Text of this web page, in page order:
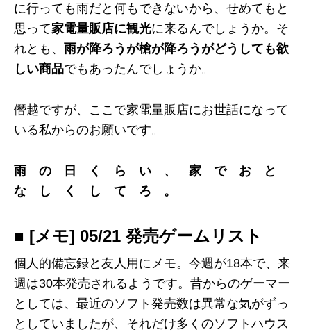
に行っても雨だと何もできないから、せめてもと
思って家電量販店に観光に来るんでしょうか。そ
れとも、 雨が降ろうが槍が降ろうがどうしても欲
しい商品でもあったんでしょうか。
僭越ですが、ここで家電量販店にお世話になって
いる私からのお願いです。
雨 の 日 く ら い 、 家 で お と
な し く し て ろ 。
■ [メモ] 05/21 発売ゲームリスト
個人的備忘録と友人用にメモ。今週が18本で、来
週は30本発売されるようです。昔からのゲーマー
としては、最近のソフト発売数は異常な気がずっ
としていましたが、それだけ多くのソフトハウス